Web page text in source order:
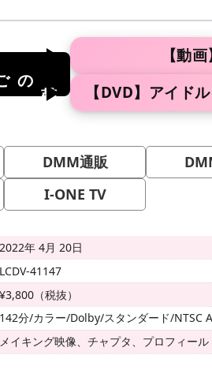
のご
【動
【DVD】アイド
DMM通販
I-ONE TV
2022年 4月 20日
LCDV-41147
¥3,800（税抜）
142分/カラー/Dolby/スタンダード/NTSC
メイキング映像、チャプタ、プロフィール